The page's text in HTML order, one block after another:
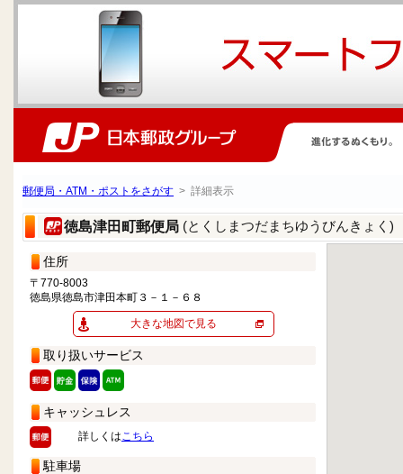
郵便局・ATM・ポストをさがす > 詳細表示
徳島津田町郵便局 (とくしまつだまちゆうびんきょく)
住所
〒770-8003
徳島県徳島市津田本町３－１－６８
大きな地図で見る
取り扱いサービス
キャッシュレス
詳しくはこちら
駐車場